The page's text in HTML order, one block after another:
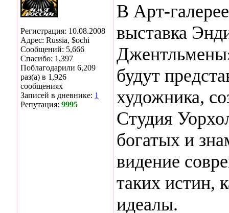
Регистрация: 10.08.2008
Адрес: Russia, $ochi
Сообщений: 5,666
Спасибо: 1,397
Поблагодарили 6,209
раз(а) в 1,926
сообщениях
Записей в дневнике: 1
Репутация: 9995
В Арт-
выставка
будут
художника,
Студия
богатых и
видение
таких истин,
идеалы.